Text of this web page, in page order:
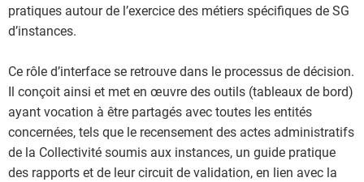
pratiques autour de l’exercice des métiers spécifiques de SG
d’instances.
Ce rôle d’interface se retrouve dans le processus de décision.
Il conçoit ainsi et met en œuvre des outils (tableaux de bord)
ayant vocation à être partagés avec toutes les entités
concernées, tels que le recensement des actes administratifs
de la Collectivité soumis aux instances, un guide pratique
des rapports et de leur circuit de validation, en lien avec la